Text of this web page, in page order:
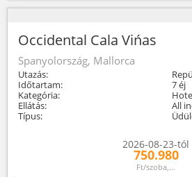
Occidental Cala Vińas
Spanyolország, Mallorca
Utazás:
Időtartam:
7 éj
Kategória:
Ellátás:
All
Típus:
2026-08-23-tól
750.980
Ft/szoba,...